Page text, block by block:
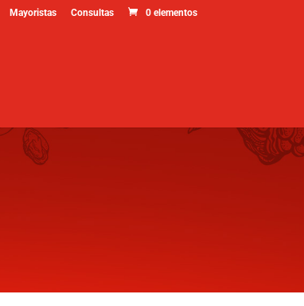
Mayoristas Consultas 0 elementos